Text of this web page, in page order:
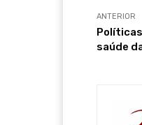
ANTERIOR
saúde